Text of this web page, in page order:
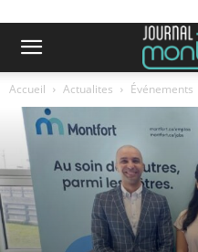
Accueil Actualites Événements